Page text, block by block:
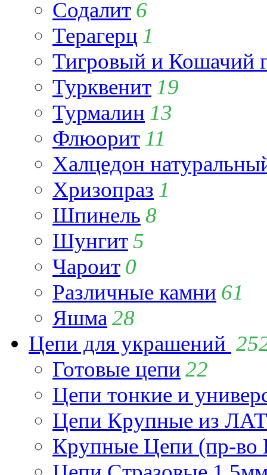
Содалит 6
Терагерц 1
Тигровый и Кошачий
Турквенит 19
Турмалин 13
Флюорит 11
Халцедон
Хризопраз 1
Шпинель 8
Шунгит5
Чароит 0
Различные камни 61
Яшма 28
Цепи для украшений
Готовые цепи 22
Цепи тонкие и
Цепи Крупные из
Крупные Цепи (пр-во